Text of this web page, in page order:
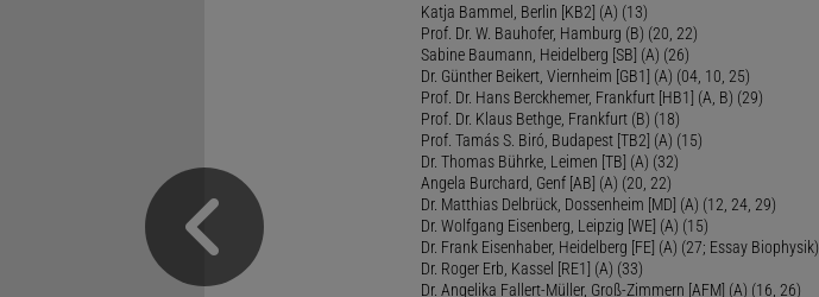
Katja Bammel, Berlin [KB2] (A) (13)
Prof. Dr. W. Bauhofer, Hamburg (B) (20, 22)
Sabine Baumann, Heidelberg [SB] (A) (26)
Dr. Günther Beikert, Viernheim [GB1] (A) (04, 10, 25)
Prof. Dr. Hans Berckhemer, Frankfurt [HB1] (A, B) (29)
Prof. Dr. Klaus Bethge, Frankfurt (B) (18)
Prof. Tamás S. Biró, Budapest [TB2] (A) (15)
Dr. Thomas Bührke, Leimen [TB] (A) (32)
Angela Burchard, Genf [AB] (A) (20, 22)
Dr. Matthias Delbrück, Dossenheim [MD] (A) (12, 24, 29)
Dr. Wolfgang Eisenberg, Leipzig [WE] (A) (15)
Dr. Frank Eisenhaber, Heidelberg [FE] (A) (27; Essay Biophysik)
Dr. Roger Erb, Kassel [RE1] (A) (33)
Dr. Angelika Fallert-Müller, Groß-Zimmern [AFM] (A) (16, 26)